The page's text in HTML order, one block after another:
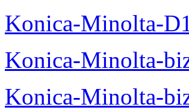
Konica-Minolta-
Konica-Minolta-
Konica-Minolta-